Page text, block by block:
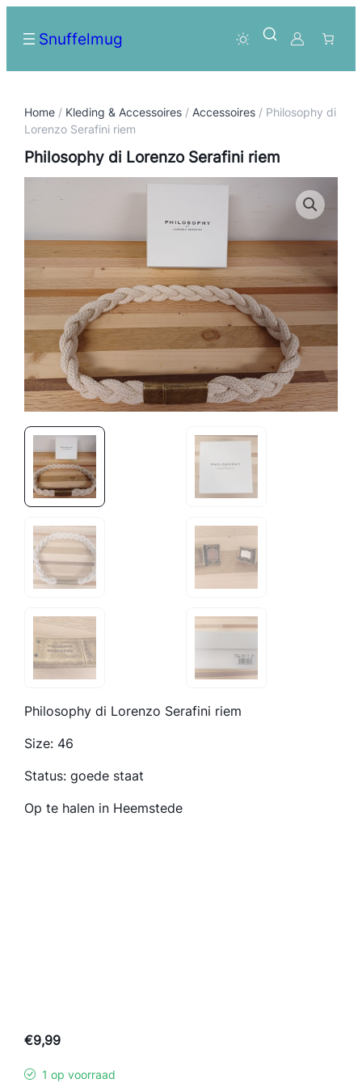
Snuffelmug
Home / Kleding & Accessoires / Accessoires / Philosophy di
Lorenzo Serafini riem
Philosophy di Lorenzo Serafini riem
Philosophy di Lorenzo Serafini riem
Size: 46
Status: goede staat
Op te halen in Heemstede
€9,99
1 op voorraad